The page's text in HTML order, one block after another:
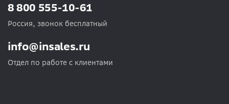
info@insales.ru
Отдел по работе с клиентами
8 800 555-10-61
Россия, звонок бесплатный